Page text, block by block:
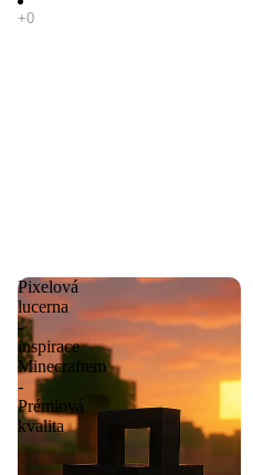
Pixelová
lucerna
-
inspirace
Minecraftem
-
Prémiová
kvalita